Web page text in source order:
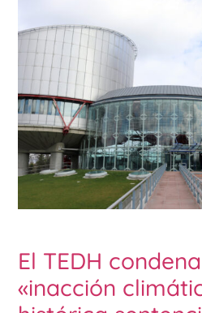
El TEDH
«inacción